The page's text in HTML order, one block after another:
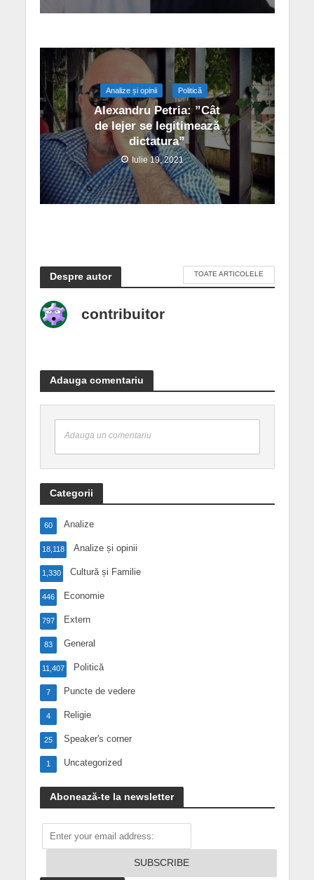
Analize și opinii Politică
Alexandru Petria: ”Cât
de lejer se legitimează
dictatura”
Iulie 19, 2021
Despre autor TOATE ARTICOLELE
contribuitor
Adauga comentariu
Adauga un comentariu
Categorii
Analize
60
Analize și opinii
18,118
Cultură și Familie
1,330
Economie
446
Extern
797
General
83
Politică
11,407
Puncte de vedere
7
Religie
4
Speaker's corner
25
Uncategorized
1
Abonează-te la newsletter